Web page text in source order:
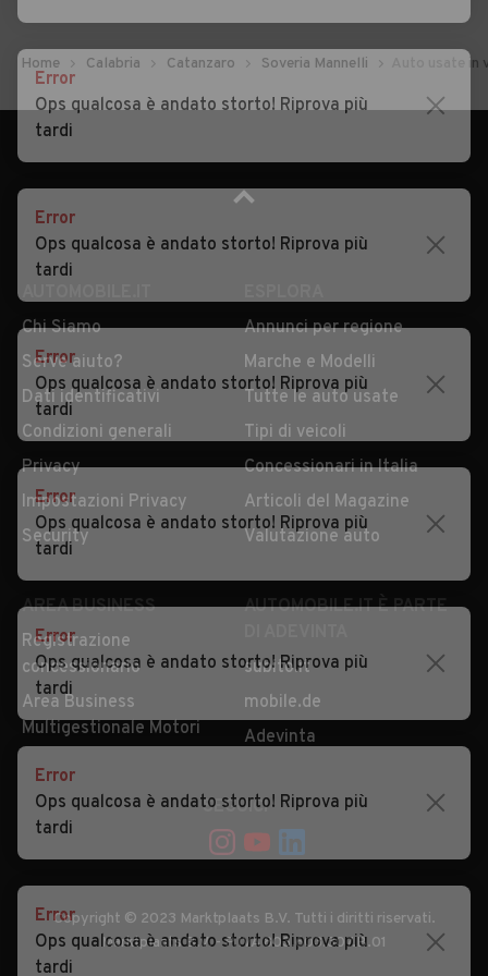
Home Calabria Catanzaro Soveria Mannelli Auto usate in
Chi Siamo
Serve aiuto?
Dati identificativi
Condizioni generali
Privacy
Impostazioni Privacy
Security
Annunci per regione
Marche e Modelli
Tutte le auto usate
Tipi di veicoli
Concessionari in Italia
Articoli del Magazine
Valutazione auto
AREA BUSINESS
Registrazione
concessionario
Area Business
Multigestionale Motori
AUTOMOBILE.IT È PARTE
subito.it
mobile.de
Adevinta
SEGUICI
Copyright © 2023 Marktplaats B.V. Tutti i diritti riservati.
Marktplaats B.V. - P.IVA 803.603.307.B.01
Error
Ops qualcosa è andato storto! Riprova più
tardi
Error
Ops qualcosa è andato storto! Riprova più
tardi
Error
Ops qualcosa è andato storto! Riprova più
tardi
Error
Ops qualcosa è andato storto! Riprova più
tardi
Error
Ops qualcosa è andato storto! Riprova più
tardi
Error
Ops qualcosa è andato storto! Riprova più
tardi
Error
Ops qualcosa è andato storto! Riprova più
tardi